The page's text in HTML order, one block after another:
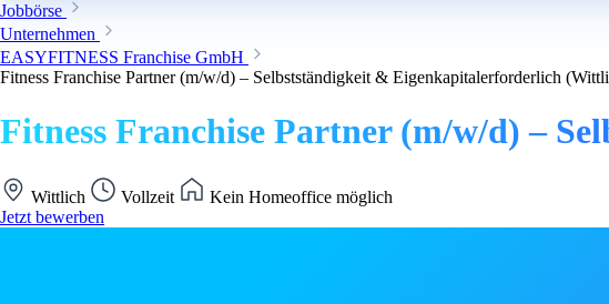
Jobbörse
Unternehmen
EASYFITNESS Franchise GmbH
Fitness Franchise Partner (m/w/d) – Selbstständigkeit & Eigenkapitalerforderlich
Fitness Franchise Partner (m/w/d) –
Wittlich Vollzeit
Kein Homeoffice möglich
Jetzt bewerben